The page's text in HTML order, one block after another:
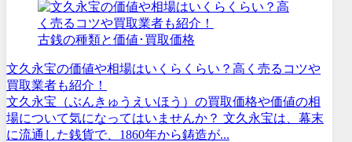
古銭の種類と価値･買取価格
文久永宝の価値や相場はいくらくらい？高く売るコツや
買取業者も紹介！
文久永宝（ぶんきゅうえいほう）の買取価格や価値の相
場について気になってはいませんか？ 文久永宝は、幕末
に流通した銭貨で、1860年から鋳造が...